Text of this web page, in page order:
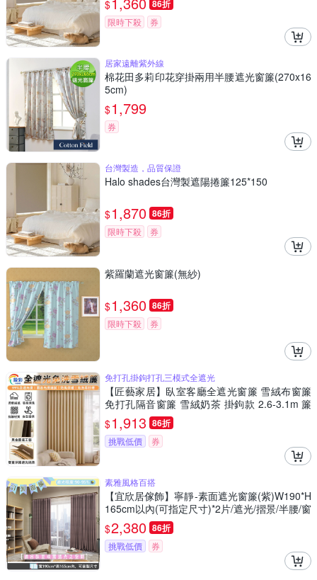
$ 86折
限時下殺 券
居家遠離紫外線
棉花田多莉印花穿掛兩用半腰遮光窗簾(270x16
5cm)
$1,799
券
台灣製造，品質保證
Halo shades台灣製遮陽捲簾125*150
$1,870 86折
限時下殺 券
紫羅蘭遮光窗簾(無紗)
$1,360 86折
限時下殺 券
免打孔掛鉤打孔三模式全遮光
【匠藝家居】臥室客廳全遮光窗簾 雪絨布窗簾
免打孔隔音窗簾 雪絨奶茶 掛鉤款 2.6-3.1m 簾
子高度2.5米
$1,913 86折
挑戰低價 券
素雅風格百搭
【宜欣居傢飾】寧靜-素面遮光窗簾(紫)W190*H
165cm以內(可指定尺寸)*2片/遮光/摺景/半腰/窗
簾/台灣製MIT
$2,380 86折
挑戰低價 券